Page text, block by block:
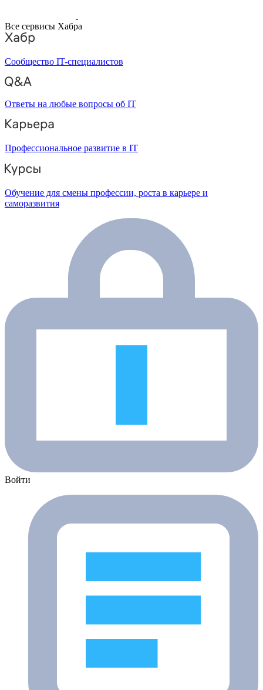
Все сервисы Хабра
Сообщество IT-специалистов
Ответы на любые вопросы об IT
Профессиональное развитие в IT
Обучение для смены профессии, роста в карьере и
саморазвития
Войти